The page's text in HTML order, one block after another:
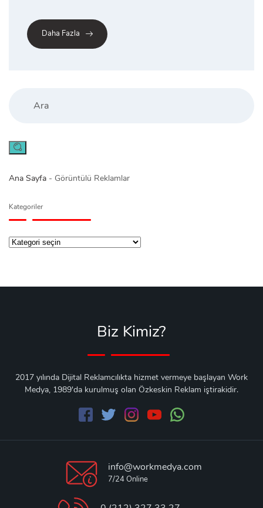
Daha Fazla
Ana Sayfa - Görüntülü Reklamlar
Kategoriler
Kategoriler
Biz Kimiz?
2017 yılında Dijital Reklamcılıkta hizmet vermeye başlayan Work
Medya, 1989'da kurulmuş olan Özkeskin Reklam iştirakidir.
info@workmedya.com
7/24 Online